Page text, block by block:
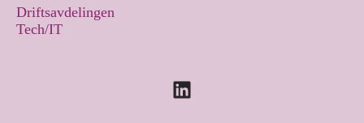
Driftsavdelingen
Tech/IT